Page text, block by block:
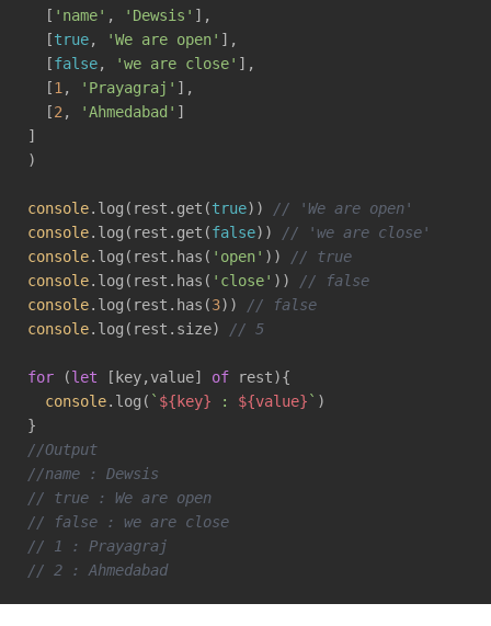
  [
'name' , 'Dewsis' ],
  [
true, 'We are open' ],
  [
false, 'we are close' ],
  [
1 , 'Prayagraj' ],
  [
2 , 'Ahmedabad' ]
]
)
console.log(rest.get(true))
// 'We are open'
console.log(rest.get(false))
// 'we are close'
console.log(rest.has( 'open' ))
// true
console.log(rest.has( 'close' ))
// false
console.log(rest.has(3))
// false
console.log(rest.size) // 5
for (let [key,value] of rest){
console.log( ` ${key} : ${value} ` )
//Output
//name : Dewsis
// true : We are open
// false : we are close
// 1 : Prayagraj
// 2 : Ahmedabad